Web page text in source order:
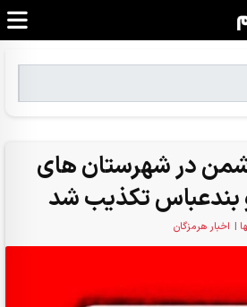
در شهرستان های
تکذیب شد
| اخبار هرمزگان